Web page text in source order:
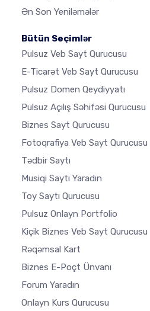
Ən Son Yeniləmələr
Bütün Seçimlər
Pulsuz Veb Sayt Qurucusu
E-Ticarət Veb Sayt Qurucusu
Pulsuz Domen Qeydiyyatı
Pulsuz Açılış Səhifəsi Qurucusu
Biznes Sayt Qurucusu
Fotoqrafiya Veb Sayt Qurucusu
Tədbir Saytı
Musiqi Saytı Yaradın
Toy Saytı Qurucusu
Pulsuz Onlayn Portfolio
Kiçik Biznes Veb Sayt Qurucusu
Rəqəmsal Kart
Biznes E-Poçt Ünvanı
Forum Yaradın
Onlayn Kurs Qurucusu